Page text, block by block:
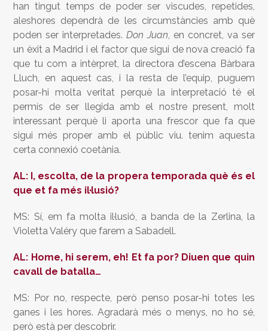
han tingut temps de poder ser viscudes, repetides,
aleshores dependrà de les circumstàncies amb què
poden ser interpretades.Don Juan, en concret, va ser
un èxit a Madrid i el factor que sigui de nova creació fa
que tu com a intèrpret, la directora d’escena Bàrbara
Lluch, en aquest cas, i la resta de l’equip, puguem
posar-hi molta veritat perquè la interpretació té el
permís de ser llegida amb el nostre present, molt
interessant perquè li aporta una frescor que fa que
sigui més proper amb el públic viu. tenim aquesta
certa connexió coetània.
AL: I, escolta, de la propera temporada què és el
que et fa més il·lusió?
MS: Sí, em fa molta il·lusió, a banda de la Zerlina, la
Violetta Valéry que farem a Sabadell.
AL: Home, hi serem, eh! Et fa por? Diuen que quin
cavall de batalla…
MS: Por no, respecte, però penso posar-hi totes les
ganes i les hores. Agradarà més o menys, no ho sé,
però està per descobrir.